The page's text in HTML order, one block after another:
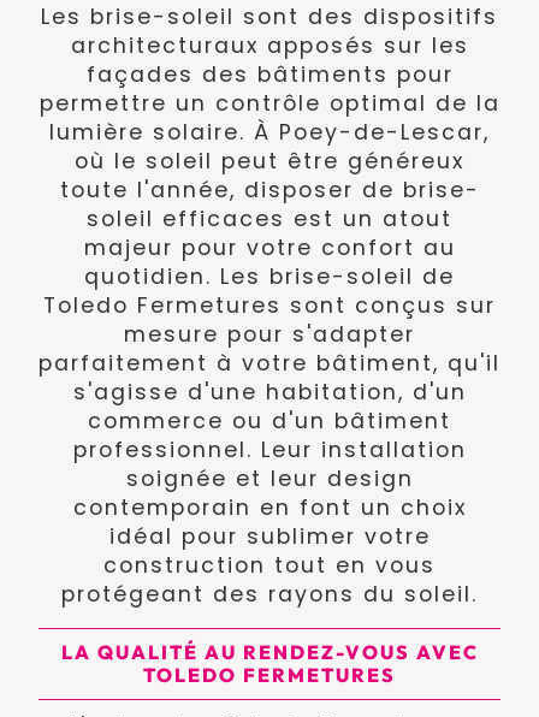
Les brise-soleil sont des dispositifs
architecturaux apposés sur les
façades des bâtiments pour
permettre un contrôle optimal de la
lumière solaire. À Poey-de-Lescar,
où le soleil peut être généreux
toute l'année, disposer de brise-
soleil efficaces est un atout
majeur pour votre confort au
quotidien. Les brise-soleil de
Toledo Fermetures sont conçus sur
mesure pour s'adapter
parfaitement à votre bâtiment, qu'il
s'agisse d'une habitation, d'un
commerce ou d'un bâtiment
professionnel. Leur installation
soignée et leur design
contemporain en font un choix
idéal pour sublimer votre
construction tout en vous
protégeant des rayons du soleil.
LA QUALITÉ AU RENDEZ-VOUS AVEC
TOLEDO FERMETURES